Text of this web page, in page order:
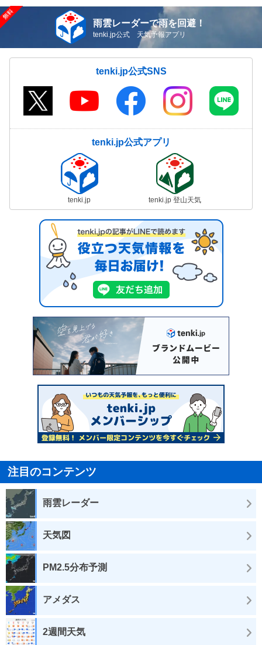
雨雲レーダーで雨を回避！
tenki.jp公式 天気予報アプリ
tenki.jp公式SNS
tenki.jp公式アプリ
tenki.jp tenki.jp 登山天気
注目のコンテンツ
雨雲レーダー
天気図
PM2.5分布予測
アメダス
2週間天気